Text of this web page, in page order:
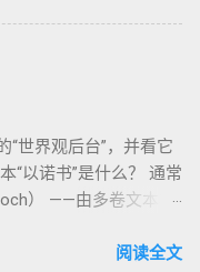
19:2） 这节经文构成
于神”。 《利未记》教
是生活方式。 二、献
述五种祭： 燔祭
素祭 （minchah）：
无意之罪的遮盖； 赎愆
“世界观后台”，并看它
“以诺书”是什么？ 通常
） ——由多卷文本构
内（ 埃塞俄比亚正教
阅读全文